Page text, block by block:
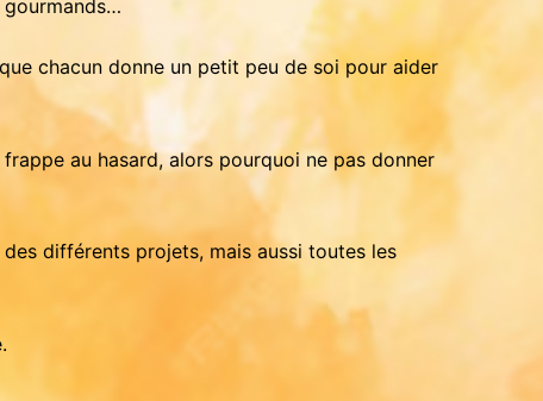
chacun donne un petit peu de soi pour aider
au hasard, alors pourquoi ne pas donner
différents projets, mais aussi toutes les